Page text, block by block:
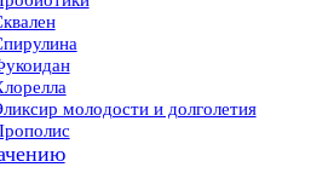
молодости и долголетия